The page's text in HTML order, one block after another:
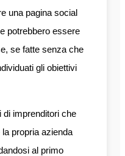
una pagina social
potrebbero essere
se fatte senza che
gli obiettivi
di imprenditori che
propria azienda
al primo